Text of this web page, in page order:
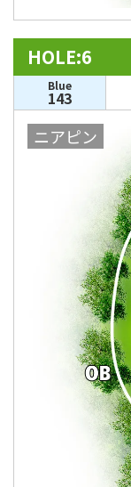
HOLE:6
Blue
143
ニアピン